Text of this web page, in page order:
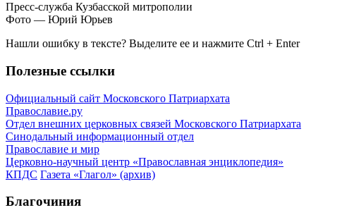
Пресс-служба Кузбасской митрополии
Фото — Юрий Юрьев
Нашли ошибку в тексте? Выделите ее и нажмите Ctrl + Enter
Полезные ссылки
Официальный сайт Московского Патриархата
Православие.ру
Отдел внешних церковных связей Московского Патриархата
Синодальный информационный отдел
Православие и мир
Церковно-научный центр «Православная энциклопедия»
КПДС Газета «Глагол» (архив)
Благочиния